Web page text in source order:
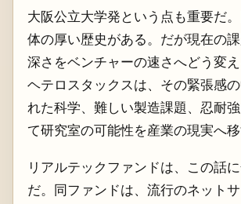
大阪公立大学発という点も重要だ
体の厚い歴史がある。だが現在の
深さをベンチャーの速さへどう変え
ヘテロスタックスは、その緊張感
れた科学、難しい製造課題、忍耐
て研究室の可能性を産業の現実へ移
リアルテックファンドは、この話
だ。同ファンドは、流行のネット